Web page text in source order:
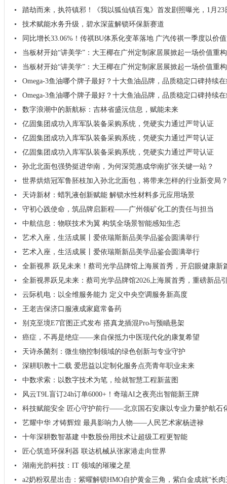
踏劫而来，执符镇邪！《我以狐仙镇百鬼》首发剧照曝光，1月
技术赋能水务升级，碧水深蓝解锁环保新赛道
同比增长33.06%！传祺BU体系化变革落地 广汽传祺一季度以价
当板材开始“讲美学”：大王椰在广州定制家居展掀起一场价值重
当板材开始“讲美学”：大王椰在广州定制家居展掀起一场价值重
Omega-3鱼油哪个牌子最好？十大鱼油品牌，品质稳定口碑持续
Omega-3鱼油哪个牌子最好？十大鱼油品牌，品质稳定口碑持续
数字浪潮中的新航标：吉林省盛沅信息，赋能未来
亿固集团成功入库军队装备采购系统，凭硬实力通过严苛认证
亿固集团成功入库军队装备采购系统，凭硬实力通过严苛认证
亿固集团成功入库军队装备采购系统，凭硬实力通过严苛认证
孙北北面包强势挺进华南，为何深莞惠成华南扩张关键一站？
世界烘焙冠军鲁胚枝加入孙北北面包，将带来怎样的行业新变局
天诗新材：蜡乳液创新赋能 解锁水性材料多元应用场景
守初心践使命，筑品牌启新程——广州领矿化工的责任与担当
中航信息：物联技术为翼 构筑全场景智能感知生态
艺术入座，生活成展丨爱依瑞斯新品美学品鉴会圆满举行
艺术入座，生活成展丨爱依瑞斯新品美学品鉴会圆满举行
全新视界 跃见未来！蔡司光学品牌馆上海展首秀，开启眼健康新
全新视界跃见未来：蔡司光学品牌馆2026上海展首秀，重磅新品
云际机电：以全维服务能力 定义中央空调服务新高度
王老吉保济口服液成家庭常备药
别克至境E7官图正式发布 搭真龙插混Pro与预瞄悬架
癌症，不再是绝症——来自保抵力中医现代化的康复希望
天诗杀菌剂：微生物控制领域的绿色创新与专业守护
深耕职教十二载 爱思益以定制化服务点亮青年职业未来
中数求索：以数字技术为笔，绘就智慧工程新蓝图
风云T9L盲订24h订单6000+！奇瑞AI之夜亮出智能新王牌
科技赋能安全 匠心守护前行——北京国石安康以专业力量护航石
艺耀中华 才铸辉煌 最具影响力人物——人民艺术家杨进禄
十年深耕数智基建 中数股份用技术让超级工程更智能
匠心筑造环保利器 联达机械从张家港走向世界
湖南光韵科技：IT 领域的璀璨之星
a2奶粉双星出击：紫曜解锁HMO自护黄金三角，紫白金成就“长肉